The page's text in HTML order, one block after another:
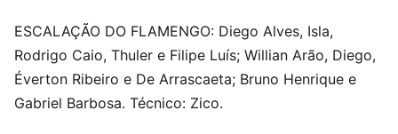
ESCALAÇÃO DO FLAMENGO: Diego Alves, Isla,
Rodrigo Caio, Thuler e Filipe Luís; Willian Arão, Diego,
Éverton Ribeiro e De Arrascaeta; Bruno Henrique e
Gabriel Barbosa. Técnico: Zico.